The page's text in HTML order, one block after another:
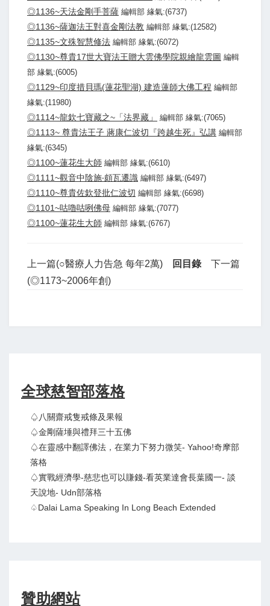
◎1136~天法金剛手菩薩 編輯部 緣氣:(6737)
◎1136~薩迦法王對喜金剛法教 編輯部 緣氣:(12582)
◎1135~文殊智慧修法 編輯部 緣氣:(6072)
◎1130~尊貴17世大寶法王贈大雲佛學院親繪龍雲圖 編輯
部 緣氣:(6005)
◎1129~印度措貝瑪(蓮花聖湖) 建造蓮師大佛工程 編輯部
緣氣:(11980)
◎1114~龍欽七寶藏之~「法界藏」 編輯部 緣氣:(7065)
◎1113~ 尊貴法王子 蔣康仁波切『跨越生死』弘講 編輯部
緣氣:(6345)
◎1100~蓮花生大師 編輯部 緣氣:(6610)
◎1111~觀音中陰施‧頗瓦遷識 編輯部 緣氣:(6497)
◎1110~尊貴佐欽登批仁波切 編輯部 緣氣:(6698)
◎1101~咕嚕咕咧佛母 編輯部 緣氣:(7077)
◎1100~蓮花生大師 編輯部 緣氣:(6767)
上一篇(○醫療人力告急 每年2萬) 回目錄
下一篇
(◎1173~2006年創)
全球慈智部落格
♤八關齋戒隻戒條及果報
♤金剛薩埵與禮拜三十五佛
♤在靈感中翻譯佛法，在業力下努力微笑- Yahoo!奇摩部
落格
♤實戰經濟學-慈悲也可以賺錢-看英業達會長葉國一- 談
天說地- Udn部落格
♤Dalai Lama Speaking In Long Beach Extended
贊助網站